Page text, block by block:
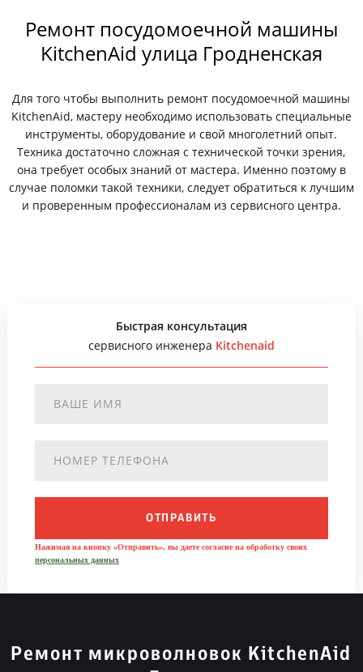
Ремонт посудомоечной машины
KitchenAid улица Гродненская
Для того чтобы выполнить ремонт посудомоечной машины
KitchenAid, мастеру необходимо использовать специальные
инструменты, оборудование и свой многолетний опыт.
Техника достаточно сложная с технической точки зрения,
она требует особых знаний от мастера. Именно поэтому в
случае поломки такой техники, следует обратиться к лучшим
и проверенным профессионалам из сервисного центра.
Быстрая консультация
сервисного инженера Kitchenaid
ОТПРАВИТЬ
Нажимая на кнопку «Отправить», вы даете согласие на обработку своих
персональных данных
Ремонт микроволновок KitchenAid